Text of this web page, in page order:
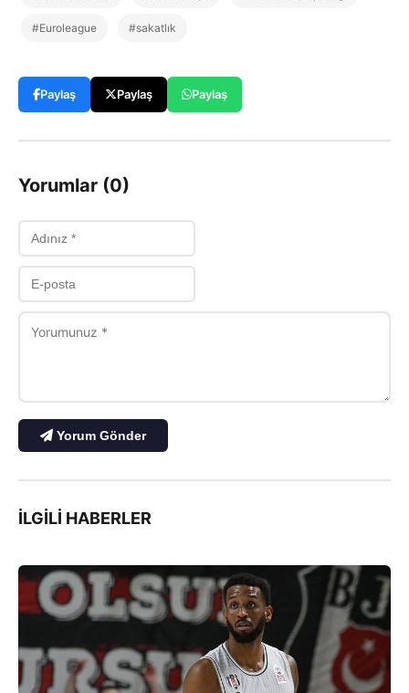
#Euroleague #sakatlık
Paylaş Paylaş Paylaş
Yorumlar (0)
Yorum Gönder
İLGILI HABERLER